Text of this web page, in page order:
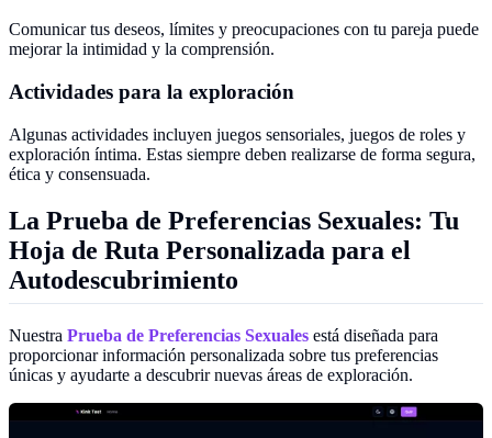
Comunicar tus deseos, límites y preocupaciones con tu pareja puede
mejorar la intimidad y la comprensión.
Actividades para la exploración
Algunas actividades incluyen juegos sensoriales, juegos de roles y
exploración íntima. Estas siempre deben realizarse de forma segura,
ética y consensuada.
La Prueba de Preferencias Sexuales: Tu
Hoja de Ruta Personalizada para el
Autodescubrimiento
Nuestra Prueba de Preferencias Sexuales está diseñada para
proporcionar información personalizada sobre tus preferencias
únicas y ayudarte a descubrir nuevas áreas de exploración.